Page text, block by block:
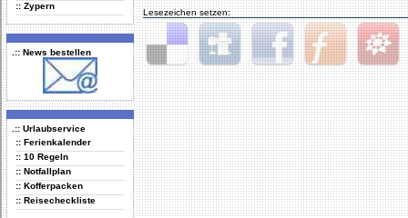
:: Zypern
.:: News bestellen
.:: Urlaubservice
:: Ferienkalender
:: 10 Regeln
:: Notfallplan
:: Kofferpacken
:: Reisecheckliste
Lesezeichen setzen:
Delicious Digg Facebook Furl StudiVZ